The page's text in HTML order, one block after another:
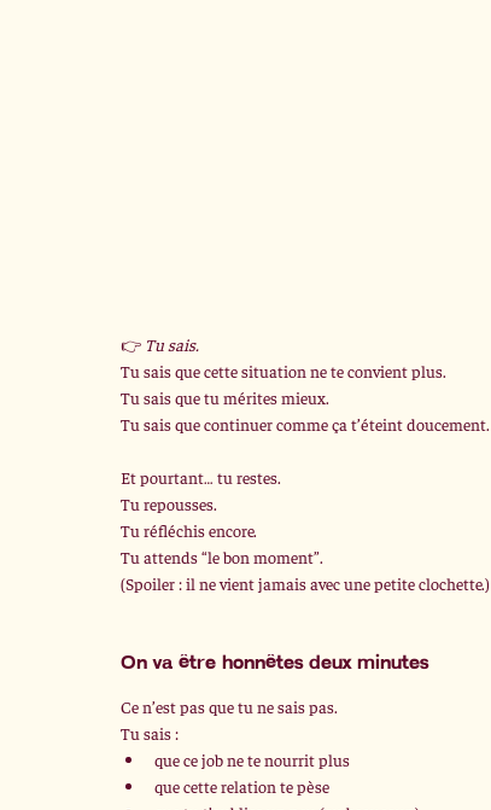
👉 Tu sais.
Tu sais que cette situation ne te convient plus.
Tu sais que tu mérites mieux.
Tu sais que continuer comme ça t’éteint doucement.
Et pourtant… tu restes.
Tu repousses.
Tu réfléchis encore.
Tu attends “le bon moment”.
(Spoiler : il ne vient jamais avec une petite clochette.)
On va être honnêtes deux minutes
Ce n’est pas que tu ne sais pas.
Tu sais :
que ce job ne te nourrit plus
que cette relation te pèse